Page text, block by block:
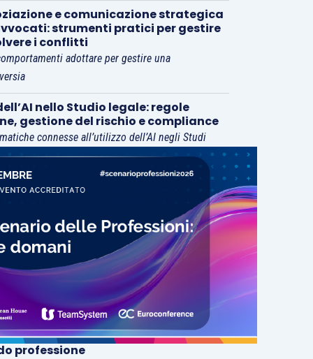
e comunicazione strategica
strumenti pratici per gestire
i conflitti
adottare per gestire una
nello Studio legale: regole
gestione del rischio e compliance
connesse all’utilizzo dell’AI negli Studi
professione